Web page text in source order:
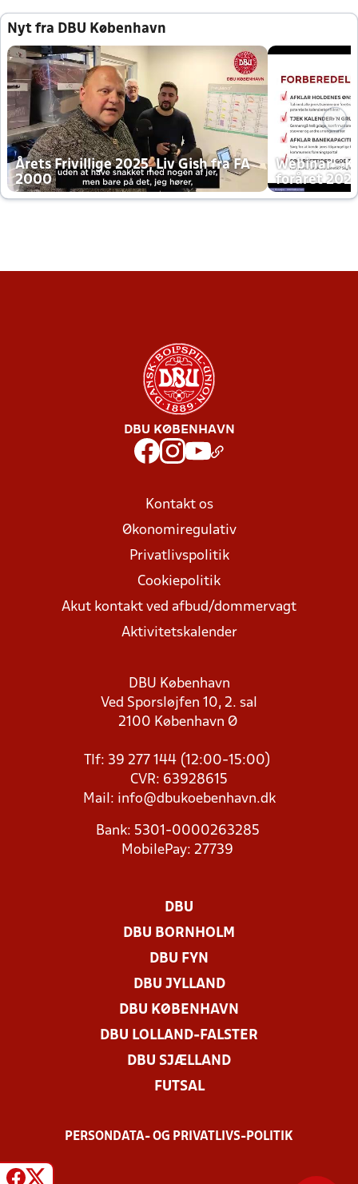
Nyt fra DBU København
Årets Frivillige 2025, Liv Gish fra FA
2000
Webinar -
foråret
DBU KØBENHAVN
Kontakt os
Økonomiregulativ
Privatlivspolitik
Cookiepolitik
Akut kontakt ved afbud/dommervagt
Aktivitetskalender
DBU København
Ved Sporsløjfen 10, 2. sal
2100 København Ø
Tlf: 39 277 144 (12:00-15:00)
CVR: 63928615
Mail: info@dbukoebenhavn.dk
Bank: 5301-0000263285
MobilePay: 27739
DBU
DBU BORNHOLM
DBU FYN
DBU JYLLAND
DBU KØBENHAVN
DBU LOLLAND-FALSTER
DBU SJÆLLAND
FUTSAL
PERSONDATA- OG PRIVATLIVS-POLITIK